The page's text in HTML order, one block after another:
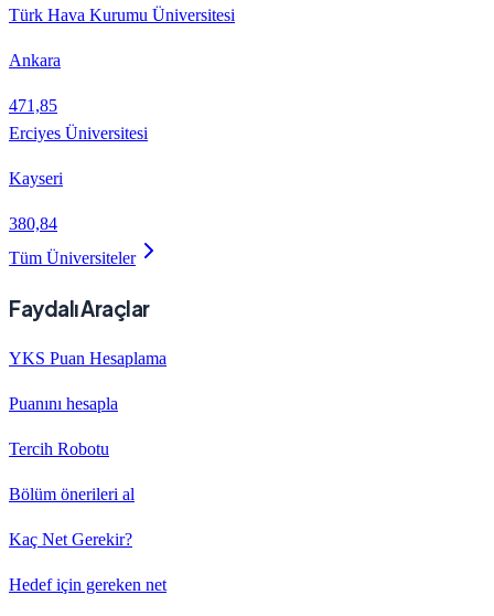
Türk Hava Kurumu Üniversitesi
Ankara
471,85
Erciyes Üniversitesi
Kayseri
380,84
Tüm Üniversiteler
Faydalı Araçlar
YKS Puan Hesaplama
Puanını hesapla
Tercih Robotu
Bölüm önerileri al
Kaç Net Gerekir?
Hedef için gereken net